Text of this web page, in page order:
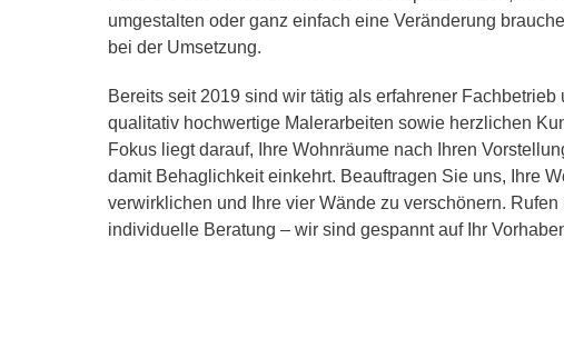
umgestalten oder ganz einfach eine Veränderung
bei der Umsetzung.
Bereits seit 2019 sind wir tätig als erfahrener Fachbetrieb
qualitativ hochwertige Malerarbeiten sowie herzlichen
Fokus liegt darauf, Ihre Wohnräume nach Ihren
damit Behaglichkeit einkehrt. Beauftragen Sie uns, Ihre
verwirklichen und Ihre vier Wände zu verschönern.
individuelle Beratung – wir sind gespannt auf Ihr